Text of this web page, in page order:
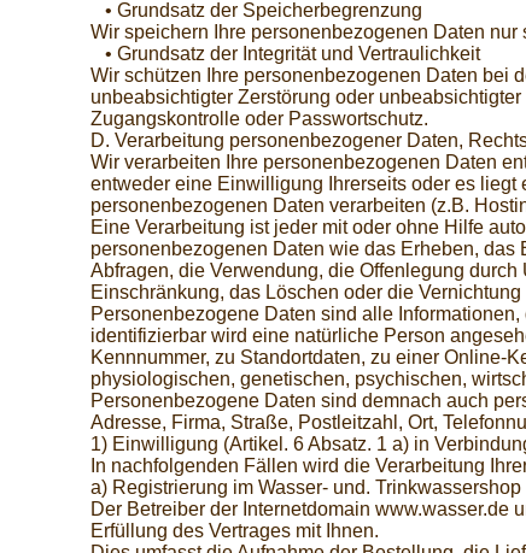
• Grundsatz der Speicherbegrenzung
Wir speichern Ihre personenbezogenen Daten
• Grundsatz der Integrität und Vertraulichkeit
Wir schützen Ihre personenbezogenen Daten bei
unbeabsichtigter Zerstörung oder
Zugangskontrolle oder Passwortschutz.
D. Verarbeitung personenbezogener Daten,
Wir verarbeiten Ihre personenbezogenen Daten
entweder eine Einwilligung Ihrerseits oder es
personenbezogenen Daten verarbeiten (z.B.
Eine Verarbeitung ist jeder mit oder ohne Hilfe
personenbezogenen Daten wie das Erheben,
Abfragen, die Verwendung, die Offenlegung
Einschränkung, das Löschen oder die
Personenbezogene Daten sind alle
identifizierbar wird eine natürliche Person
Kennnummer, zu Standortdaten, zu einer Online-
physiologischen, genetischen, psychischen,
Personenbezogene Daten sind demnach auch
Adresse, Firma, Straße, Postleitzahl, Ort,
1) Einwilligung (Artikel. 6 Absatz. 1 a) in
In nachfolgenden Fällen wird die Verarbeitung
a) Registrierung im Wasser- und. Trinkwassershop
Der Betreiber der Internetdomain www.wasser.de
Erfüllung des Vertrages mit Ihnen.